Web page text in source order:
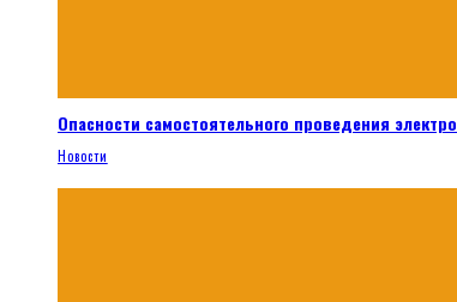
Опасности самостоятельного проведения
Новости